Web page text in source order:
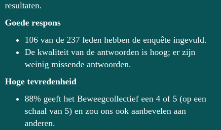
resultaten.
Goede respons
106 van de 237 leden hebben de enquête ingevuld.
De kwaliteit van de antwoorden is hoog; er zijn
weinig missende antwoorden.
Hoge tevredenheid
88% geeft het Beweegcollectief een 4 of 5 (op een
schaal van 5) en zou ons ook aanbevelen aan
anderen.